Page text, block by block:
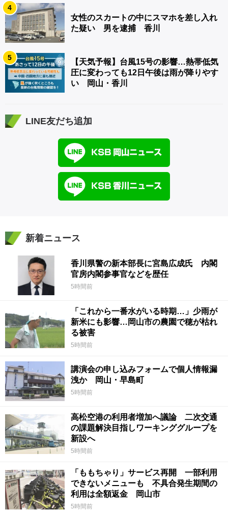
4
女性のスカートの中にスマホを差し入れ
た疑い 男を逮捕 香川
5
【天気予報】台風15号の影響…熱帯低気
圧に変わっても12日午後は雨が降りやす
い 岡山・香川
LINE友だち追加
新着ニュース
香川県警の新本部長に宮島広成氏 内閣
官房内閣参事官などを歴任
5時間前
「これから一番水がいる時期…」少雨が
新米にも影響…岡山市の農園で穂が枯れ
る被害
5時間前
講演会の申し込みフォームで個人情報漏
洩か 岡山・早島町
5時間前
高松空港の利用者増加へ議論 二次交通
の課題解決目指しワーキンググループを
新設へ
5時間前
「ももちゃり」サービス再開 一部利用
できないメニューも 不具合発生期間の
利用は全額返金 岡山市
5時間前